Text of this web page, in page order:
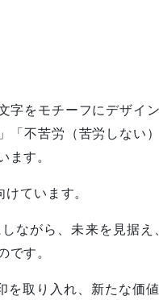
字をモチーフにデザイ
不苦労（苦労しない
す。
ています。
ながら、未来を見据
す。
取り入れ、新たな価